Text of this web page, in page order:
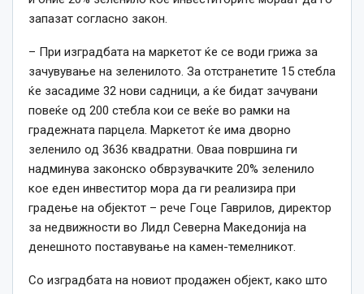
запазат согласно закон.
– При изградбата на маркетот ќе се води грижа за
зачувување на зеленилото. За отстранетите 15 стебла
ќе засадиме 32 нови садници, а ќе бидат зачувани
повеќе од 200 стебла кои се веќе во рамки на
градежната парцела. Маркетот ќе има дворно
зеленило од 3636 квадратни. Оваа површина ги
надминува законско обврзувачките 20% зеленило
кое еден инвеститор мора да ги реализира при
градење на објектот – рече Гоце Гаврилов, директор
за недвижности во Лидл Северна Македонија на
денешното поставување на камен-темелникот.
Со изградбата на новиот продажен објект, како што